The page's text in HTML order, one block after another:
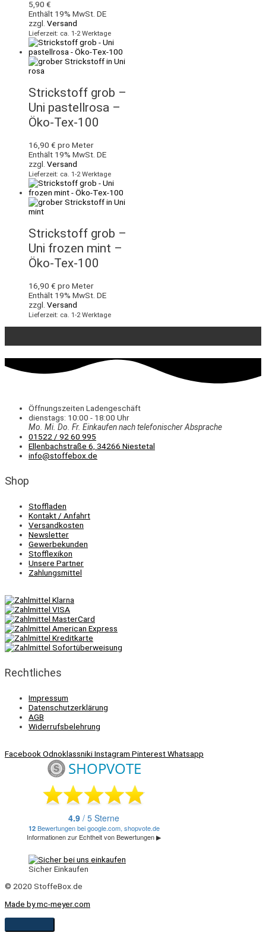
5,90 €
Enthält 19% MwSt. DE
zzgl. Versand
Lieferzeit: ca. 1-2 Werktage
Strickstoff grob –
Uni pastellrosa –
Öko-Tex-100
16,90 € pro Meter
Enthält 19% MwSt. DE
zzgl. Versand
Lieferzeit: ca. 1-2 Werktage
Strickstoff grob –
Uni frozen mint –
Öko-Tex-100
16,90 € pro Meter
Enthält 19% MwSt. DE
zzgl. Versand
Lieferzeit: ca. 1-2 Werktage
Öffnungszeiten Ladengeschäft
dienstags: 10:00 - 18:00 Uhr
Mo. Mi. Do. Fr. Einkaufennach telefonischer Absprache
01522 / 92 60 995
Ellenbachstraße 6, 34266 Niestetal
info@stoffebox.de
Shop
Stoffladen
Kontakt / Anfahrt
Versandkosten
Newsletter
Gewerbekunden
Stofflexikon
Unsere Partner
Zahlungsmittel
Rechtliches
Impressum
Datenschutzerklärung
AGB
Widerrufsbelehrung
FacebookOdnoklassnikiInstagram PinterestWhatsapp
Sicher Einkaufen
© 2020 StoffeBox.de
Made by mc-meyer.com